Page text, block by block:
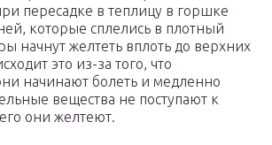
пересадке в теплицу в горшке
которые сплелись в плотный
начнут желтеть вплоть до верхних
это из-за того, что
начинают болеть и медленно
вещества не поступают к
они желтеют.